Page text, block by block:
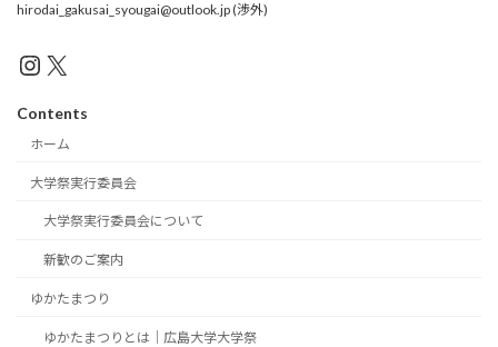
hirodai_gakusai_syougai@outlook.jp (渉外)
Instagram
X
Contents
ホーム
大学祭実行委員会
大学祭実行委員会について
新歓のご案内
ゆかたまつり
ゆかたまつりとは｜広島大学大学祭